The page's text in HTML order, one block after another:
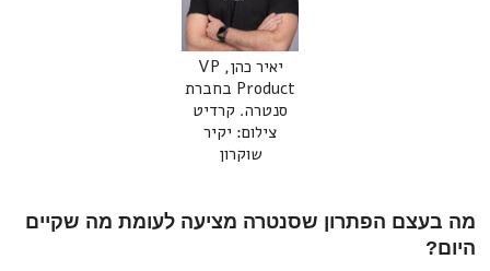
יאיר כהן, VP
Product בחברת
סנטרה. קרדיט
צילום: יקיר
שוקרון
מה בעצם הפתרון שסנטרה מציעה לעומת מה שקיים
היום?